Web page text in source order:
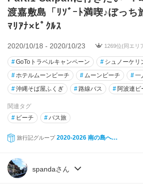
渡嘉敷島「ﾘｿﾞｰﾄ満喫♪ぼっ
ﾏﾘｱﾅ×ﾋﾟｸﾙｽ
2020/10/18 - 2020/10/23 1269位(同エリ
#GoToトラベルキャンペーン # シュノーケリ
#ホテルムーンビーチ #ムーンビーチ #一
#沖縄そば屋ふくぎ #路線バス # 阿波連ビ
関連タグ
# ビーチ #バス旅
旅行記グループ 2020-2026 南の島へ…
spandaさん